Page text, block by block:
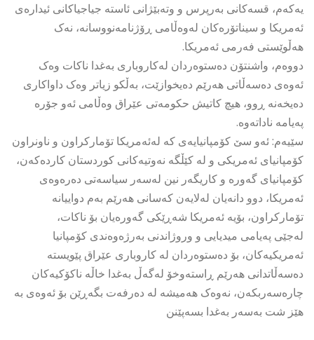
یەکەم، قسەکانی بەرپرس و وتەبێژانی ئاستە جیاجیاکانی ئیدارەی
ئەمریکا و سیناتۆرەکان لەوەڵامی ڕۆژنامەنووسانە، نەک
هەڵوێستی فەرمی ئەمریکا.
دووەم، واشنتۆن دەستوەردان لەکاروباری بەغدا ناکات وەک
ئەوەی دەسەڵاتی هەرێم دەیخوازێت، بەڵکو زیاتر وەک داواکاری
دەیخەنە ڕوو، هیچ کاتیش حکومەتی عێراق وەڵامی ئەو جۆرە
پەیامە ناداتەوە.
سێیەم: ئەو سێ کۆمپانیایەی کە لەئەمریکا تۆمارکراون و ناونراون
کۆمپانیای ئەمریکی و لە کێڵگە نەوتیەکانی کوردستان کاردەکەن،
کۆمپانیای گەورە و کاریگەر نین لەسەر سیاسەتی دەرەوەی
ئەمریکا، دوو دانەیان لەلایەن کەسانی هەرێم بەم دواییانە
تۆمارکراون، بۆیە ئەمریکا شەڕێکی گەورەیان بۆ ناکات،
لەجێی پەیامی میدیایی و وروژاندنی بەرژەوەندی کۆمپانیا
ئەمریکیەکان، بۆ دەستوەردان لە کاروباری عێراق پێویستە
دەسەڵاتدانی هەرێم ڕاستەوخۆ لەگەڵ بەغدا خاڵە ناکۆکیەکان
چارەسەربکەن، نەوەک هەمیشە لە دەرفەت بگەڕێن بۆ ئەوەی بە
هێز شت بەسەر بەغدا بسەپێنن